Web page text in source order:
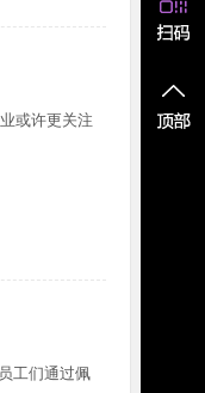
或许更关注
工们通过佩